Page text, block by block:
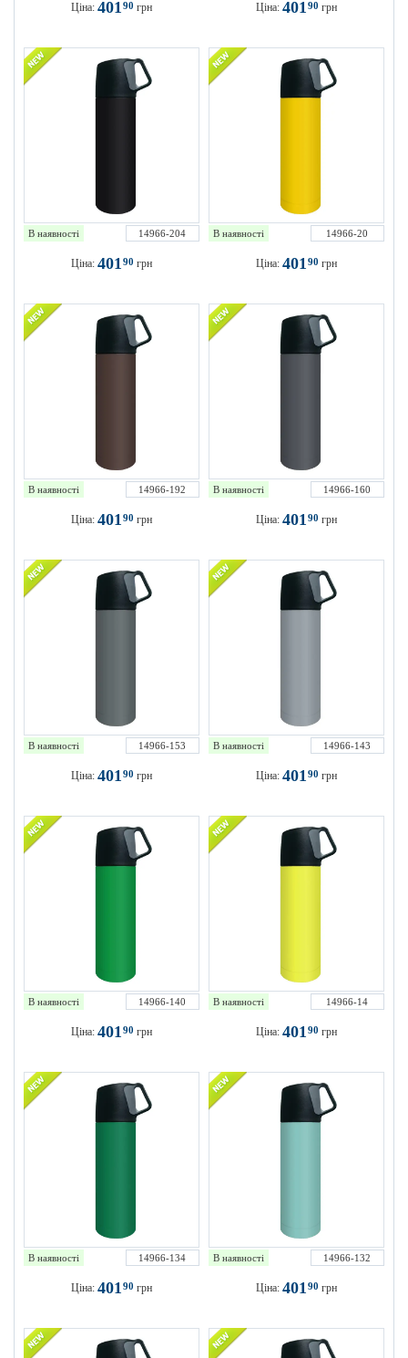
Ціна: 40190 грн Ціна: 40190 грн
В наявності 14966-204
Ціна: 40190 грн
В наявності 14966-20
Ціна: 40190 грн
В наявності 14966-192
Ціна: 40190 грн
В наявності 14966-160
Ціна: 40190 грн
В наявності 14966-153
Ціна: 40190 грн
В наявності 14966-143
Ціна: 40190 грн
В наявності 14966-140
Ціна: 40190 грн
В наявності 14966-14
Ціна: 40190 грн
В наявності 14966-134
Ціна: 40190 грн
В наявності 14966-132
Ціна: 40190 грн